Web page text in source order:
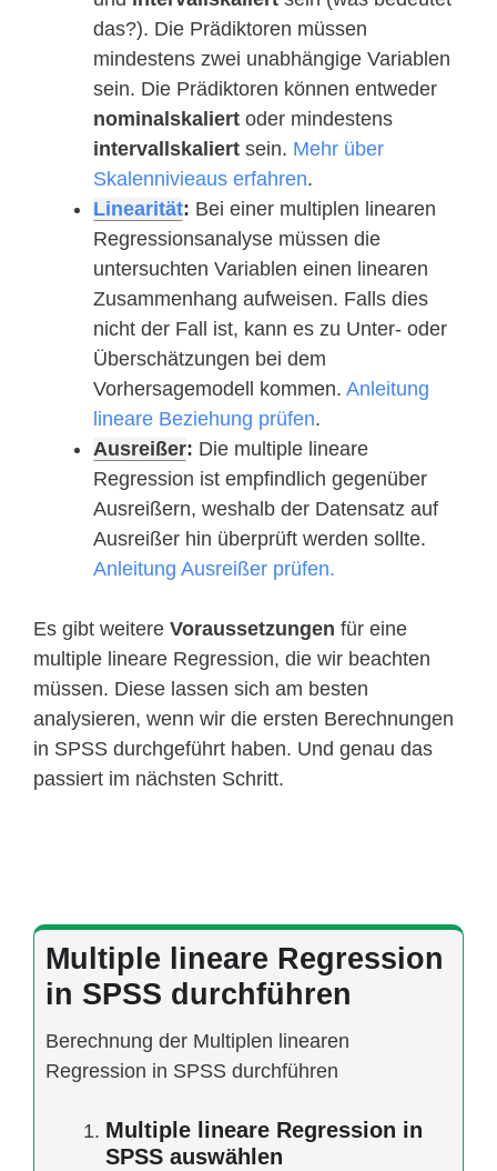
das?). Die Prädiktoren müssen
mindestens zwei unabhängige Variablen
sein. Die Prädiktoren können entweder
nominalskaliert oder mindestens
intervallskaliert sein. Mehr über
Skalennivieaus erfahren.
Linearität: Bei einer multiplen linearen
Regressionsanalyse müssen die
untersuchten Variablen einen linearen
Zusammenhang aufweisen. Falls dies
nicht der Fall ist, kann es zu Unter- oder
Überschätzungen bei dem
Vorhersagemodell kommen. Anleitung
lineare Beziehung prüfen.
Ausreißer: Die multiple lineare
Regression ist empfindlich gegenüber
Ausreißern, weshalb der Datensatz auf
Ausreißer hin überprüft werden sollte.
Anleitung Ausreißer prüfen.
Es gibt weitere Voraussetzungen für eine
multiple lineare Regression, die wir beachten
müssen. Diese lassen sich am besten
analysieren, wenn wir die ersten Berechnungen
in SPSS durchgeführt haben. Und genau das
passiert im nächsten Schritt.
Multiple lineare Regression
in SPSS durchführen
Berechnung der Multiplen linearen
Regression in SPSS durchführen
Multiple lineare Regression in
SPSS auswählen